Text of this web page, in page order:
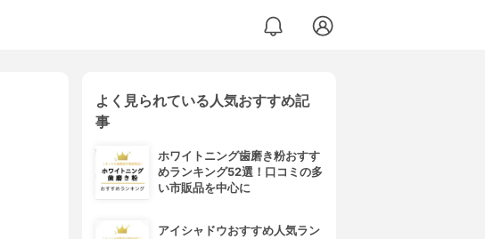
よく見られている人気おすすめ記
事
ホワイトニング歯磨き粉おすす
めランキング52選！口コミの多
い市販品を中心に
アイシャドウおすすめ人気ラン